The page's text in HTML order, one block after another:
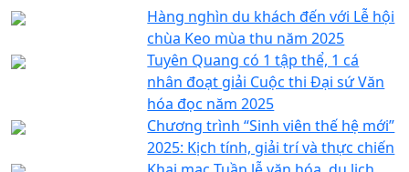
Hàng nghìn du khách đến với Lễ hội
chùa Keo mùa thu năm 2025
Tuyên Quang có 1 tập thể, 1 cá
nhân đoạt giải Cuộc thi Đại sứ Văn
hóa đọc năm 2025
Chương trình “Sinh viên thế hệ mới”
2025: Kịch tính, giải trí và thực chiến